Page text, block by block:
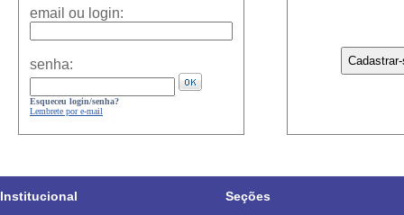
email ou login:
senha:
Esqueceu login/senha?
Lembrete por e-mail
Institucional Seções